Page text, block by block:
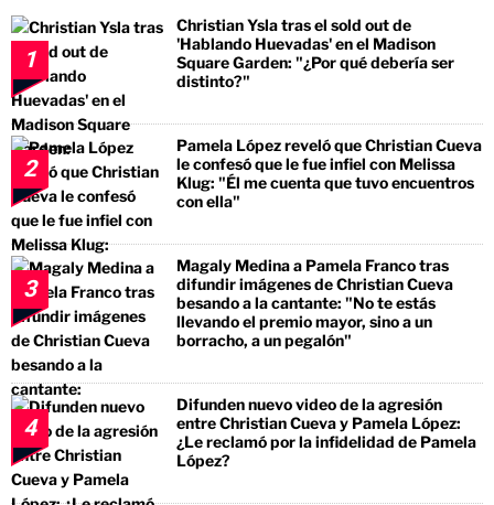
1
Christian Ysla tras el sold out de
'Hablando Huevadas' en el Madison
Square Garden: "¿Por qué debería ser
distinto?"
2
Pamela López reveló que Christian Cueva
le confesó que le fue infiel con Melissa
Klug: "Él me cuenta que tuvo encuentros
con ella"
3
Magaly Medina a Pamela Franco tras
difundir imágenes de Christian Cueva
besando a la cantante: "No te estás
llevando el premio mayor, sino a un
borracho, a un pegalón"
4
Difunden nuevo video de la agresión
entre Christian Cueva y Pamela López:
¿Le reclamó por la infidelidad de Pamela
López?